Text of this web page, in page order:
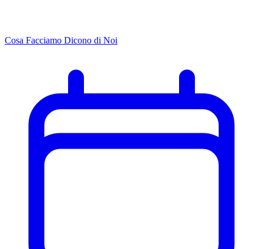
Cosa Facciamo Dicono di Noi